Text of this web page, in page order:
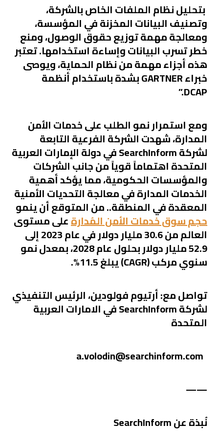
بتحليل نظام الملفات الخاص بالشركة،
وتصنيف البيانات المخزنة في المؤسسة،
ومعالجة مهمة توزيع حقوق الوصول، ومنع
خطر تسرب البيانات وإساءة استخدامها. تعتبر
هذه أجزاء مهمة من نظام الحماية، ويوصى
خبراء GARTNER بشدة باستخدام أنظمة
DCAP.”
ومع استمرار نمو الطلب على خدمات الأمن
المدارة، شهدت الشركة الفرعية التابعة
لشركة SearchInform في دولة الإمارات العربية
المتحدة اهتماماً قوياً من جانب الشركات
والمؤسسات الحكومية، مما يؤكد أهمية
الخدمات المدارة في معالجة التحديات الأمنية
المعقدة في المنطقة.. من المتوقع أن ينمو
حجم سوق خدمات الأمن المُدارةعلى مستوى
العالم من 30.6 مليار دولار في عام 2023 إلى
52.9 مليار دولار بحلول عام 2028، بمعدل نمو
سنوي مركب (CAGR) يبلغ 11.5%.
تواصل مع:أرتيوم فولودين، الرئيس التنفيذي
لشركة SearchInform في الامارات العربية
المتحدة
——
نُبذة عنSearchInform